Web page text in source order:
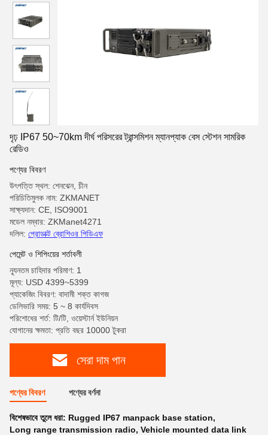
দৃঢ় IP67 50~70km দীর্ঘ পরিসরের ট্রান্সমিশন ম্যানপ্যাক বেস স্টেশন সামরিক
রেডিও
পণ্যের বিবরণ
উৎপত্তি স্থল: শেনঝেন, চীন
পরিচিতিমুলক নাম: ZKMANET
সাক্ষ্যদান: CE, ISO9001
মডেল নম্বার: ZKManet4271
দলিল: প্রোডাক্ট ব্রোশিওর পিডিএফ
পেমেন্ট ও শিপিংয়ের শর্তাবলী
ন্যূনতম চাহিদার পরিমাণ: 1
মূল্য: USD 4399~5399
প্যাকেজিং বিবরণ: বাদামী শক্ত কাগজ
ডেলিভারি সময়: 5 ~ 8 কার্যদিবস
পরিশোধের শর্ত: টি/টি, ওয়েস্টার্ন ইউনিয়ন
যোগানের ক্ষমতা: প্রতি বছর 10000 টুকরা
সেরা দাম পান
পণ্যের বিবরণ পণ্যের বর্ণনা
বিশেষভাবে তুলে ধরা: Rugged IP67 manpack base station,
Long range transmission radio, Vehicle mounted data link